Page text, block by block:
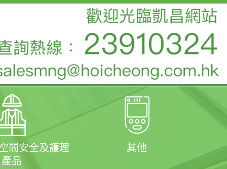
間安全及護理
產品
其他